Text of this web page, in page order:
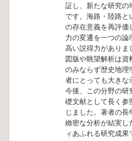
証し、新たな研究の
です。海路・陸路と
の存在意義を再評価
力の変遷を一つの論
高い説得力がありま
図版や眺望解析は資
のみならず歴史地理
者にとっても大きな
今後、この分野の研
礎文献として長く参
じました。著者の長
緻密な分析が結実し
ィあふれる研究成果